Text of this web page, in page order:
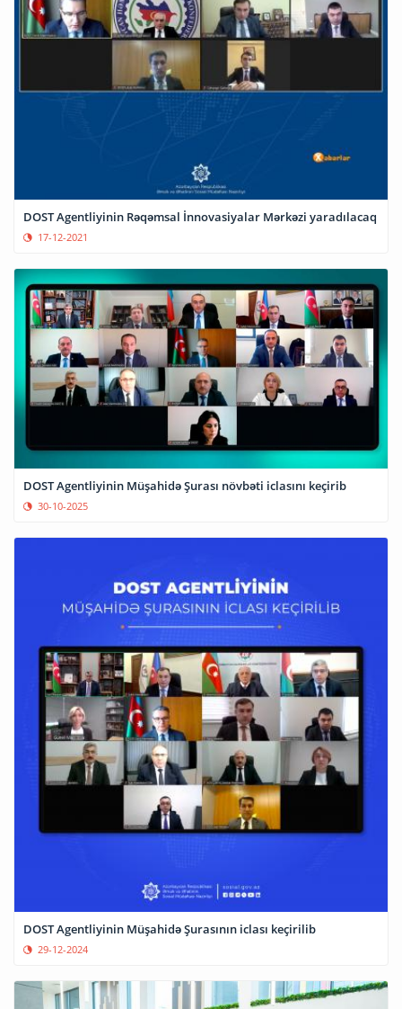
DOST Agentliyinin Rəqəmsal İnnovasiyalar Mərkəzi yaradılacaq
17-12-2021
DOST Agentliyinin Müşahidə Şurası növbəti iclasını keçirib
30-10-2025
DOST Agentliyinin Müşahidə Şurasının iclası keçirilib
29-12-2024